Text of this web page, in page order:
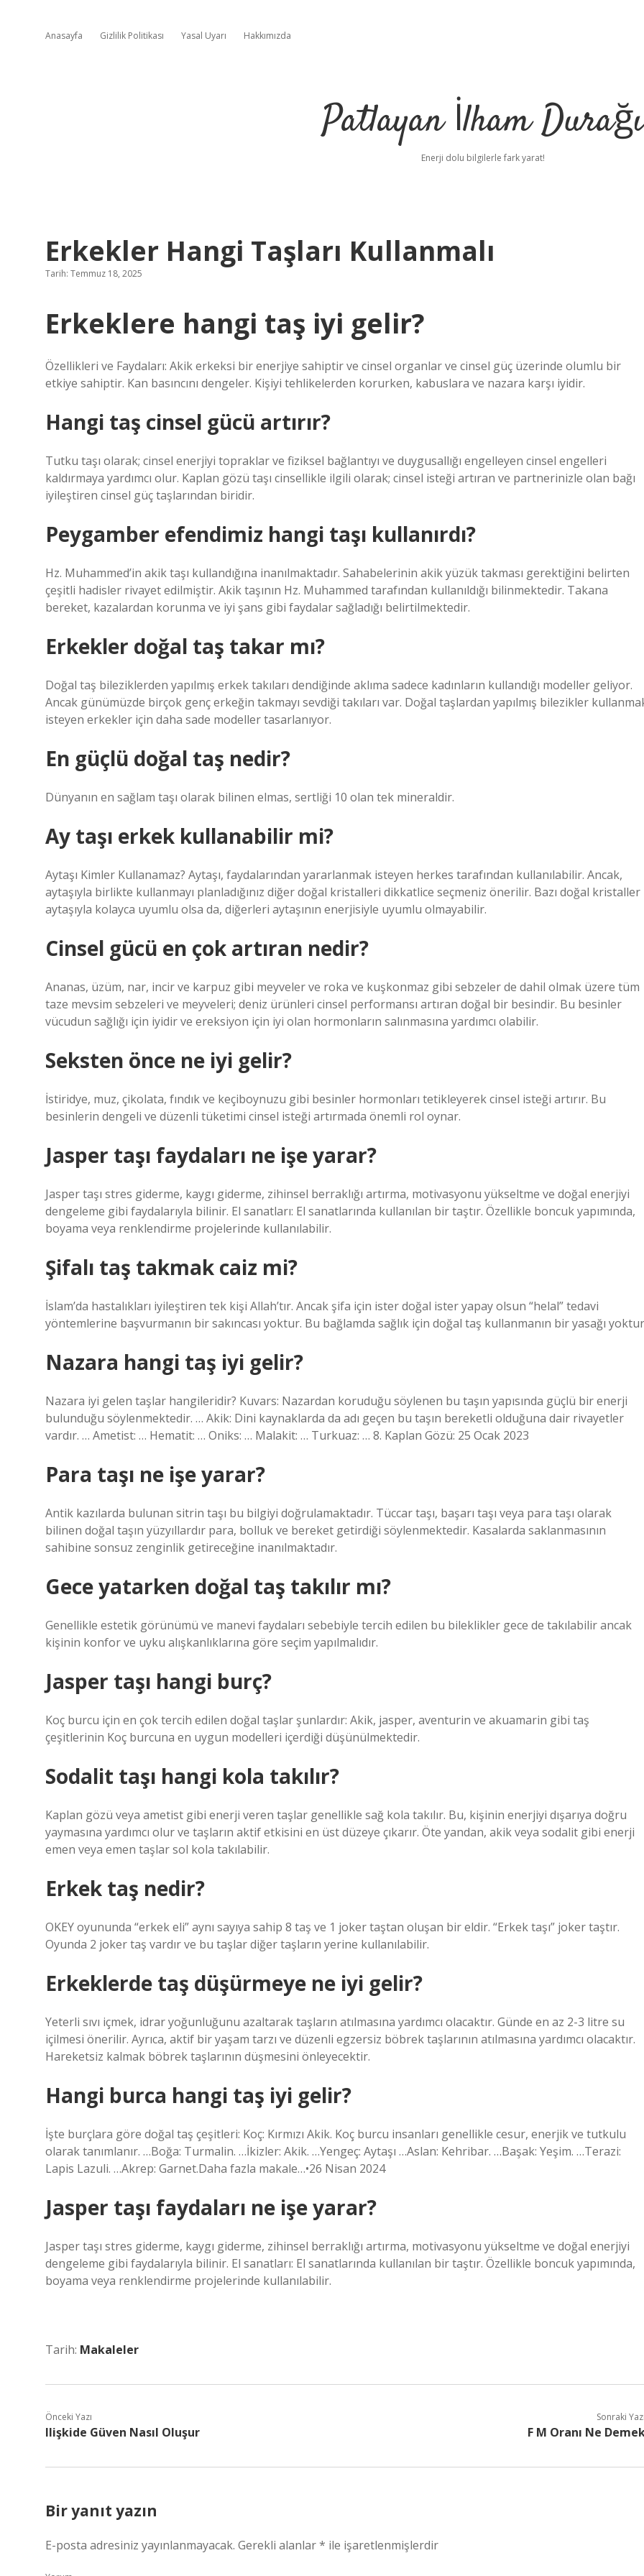
Anasayfa Gizlilik Politikası Yasal Uyarı Hakkımızda
Patlayan İlham Durağı
Enerji dolu bilgilerle fark yarat!
Erkekler Hangi Taşları Kullanmalı
Tarih: Temmuz 18, 2025
Erkeklere hangi taş iyi gelir?
Özellikleri ve Faydaları: Akik erkeksi bir enerjiye sahiptir ve cinsel organlar ve cinsel güç üzerinde olumlu bir
etkiye sahiptir. Kan basıncını dengeler. Kişiyi tehlikelerden korurken, kabuslara ve nazara karşı iyidir.
Hangi taş cinsel gücü artırır?
Tutku taşı olarak; cinsel enerjiyi topraklar ve fiziksel bağlantıyı ve duygusallığı engelleyen cinsel engelleri
kaldırmaya yardımcı olur. Kaplan gözü taşı cinsellikle ilgili olarak; cinsel isteği artıran ve partnerinizle olan bağı
iyileştiren cinsel güç taşlarından biridir.
Peygamber efendimiz hangi taşı kullanırdı?
Hz. Muhammed’in akik taşı kullandığına inanılmaktadır. Sahabelerinin akik yüzük takması gerektiğini belirten
çeşitli hadisler rivayet edilmiştir. Akik taşının Hz. Muhammed tarafından kullanıldığı bilinmektedir. Takana
bereket, kazalardan korunma ve iyi şans gibi faydalar sağladığı belirtilmektedir.
Erkekler doğal taş takar mı?
Doğal taş bileziklerden yapılmış erkek takıları dendiğinde aklıma sadece kadınların kullandığı modeller geliyor.
Ancak günümüzde birçok genç erkeğin takmayı sevdiği takıları var. Doğal taşlardan yapılmış bilezikler
isteyen erkekler için daha sade modeller tasarlanıyor.
En güçlü doğal taş nedir?
Dünyanın en sağlam taşı olarak bilinen elmas, sertliği 10 olan tek mineraldir.
Ay taşı erkek kullanabilir mi?
Aytaşı Kimler Kullanamaz? Aytaşı, faydalarından yararlanmak isteyen herkes tarafından kullanılabilir. Ancak,
aytaşıyla birlikte kullanmayı planladığınız diğer doğal kristalleri dikkatlice seçmeniz önerilir. Bazı doğal kristaller
aytaşıyla kolayca uyumlu olsa da, diğerleri aytaşının enerjisiyle uyumlu olmayabilir.
Cinsel gücü en çok artıran nedir?
Ananas, üzüm, nar, incir ve karpuz gibi meyveler ve roka ve kuşkonmaz gibi sebzeler de dahil olmak üzere tüm
taze mevsim sebzeleri ve meyveleri; deniz ürünleri cinsel performansı artıran doğal bir besindir. Bu besinler
vücudun sağlığı için iyidir ve ereksiyon için iyi olan hormonların salınmasına yardımcı olabilir.
Seksten önce ne iyi gelir?
İstiridye, muz, çikolata, fındık ve keçiboynuzu gibi besinler hormonları tetikleyerek cinsel isteği artırır. Bu
besinlerin dengeli ve düzenli tüketimi cinsel isteği artırmada önemli rol oynar.
Jasper taşı faydaları ne işe yarar?
Jasper taşı stres giderme, kaygı giderme, zihinsel berraklığı artırma, motivasyonu yükseltme ve doğal enerjiyi
dengeleme gibi faydalarıyla bilinir. El sanatları: El sanatlarında kullanılan bir taştır. Özellikle boncuk yapımında,
boyama veya renklendirme projelerinde kullanılabilir.
Şifalı taş takmak caiz mi?
İslam’da hastalıkları iyileştiren tek kişi Allah’tır. Ancak şifa için ister doğal ister yapay olsun “helal” tedavi
yöntemlerine başvurmanın bir sakıncası yoktur. Bu bağlamda sağlık için doğal taş kullanmanın bir yasağı
Nazara hangi taş iyi gelir?
Nazara iyi gelen taşlar hangileridir? Kuvars: Nazardan koruduğu söylenen bu taşın yapısında güçlü bir enerji
bulunduğu söylenmektedir. … Akik: Dini kaynaklarda da adı geçen bu taşın bereketli olduğuna dair rivayetler
vardır. … Ametist: … Hematit: … Oniks: … Malakit: … Turkuaz: … 8. Kaplan Gözü: 25 Ocak 2023
Para taşı ne işe yarar?
Antik kazılarda bulunan sitrin taşı bu bilgiyi doğrulamaktadır. Tüccar taşı, başarı taşı veya para taşı olarak
bilinen doğal taşın yüzyıllardır para, bolluk ve bereket getirdiği söylenmektedir. Kasalarda saklanmasının
sahibine sonsuz zenginlik getireceğine inanılmaktadır.
Gece yatarken doğal taş takılır mı?
Genellikle estetik görünümü ve manevi faydaları sebebiyle tercih edilen bu bileklikler gece de takılabilir ancak
kişinin konfor ve uyku alışkanlıklarına göre seçim yapılmalıdır.
Jasper taşı hangi burç?
Koç burcu için en çok tercih edilen doğal taşlar şunlardır: Akik, jasper, aventurin ve akuamarin gibi taş
çeşitlerinin Koç burcuna en uygun modelleri içerdiği düşünülmektedir.
Sodalit taşı hangi kola takılır?
Kaplan gözü veya ametist gibi enerji veren taşlar genellikle sağ kola takılır. Bu, kişinin enerjiyi dışarıya doğru
yaymasına yardımcı olur ve taşların aktif etkisini en üst düzeye çıkarır. Öte yandan, akik veya sodalit gibi enerji
emen veya emen taşlar sol kola takılabilir.
Erkek taş nedir?
OKEY oyununda “erkek eli” aynı sayıya sahip 8 taş ve 1 joker taştan oluşan bir eldir. “Erkek taşı” joker taştır.
Oyunda 2 joker taş vardır ve bu taşlar diğer taşların yerine kullanılabilir.
Erkeklerde taş düşürmeye ne iyi gelir?
Yeterli sıvı içmek, idrar yoğunluğunu azaltarak taşların atılmasına yardımcı olacaktır. Günde en az 2-3 litre su
içilmesi önerilir. Ayrıca, aktif bir yaşam tarzı ve düzenli egzersiz böbrek taşlarının atılmasına yardımcı olacaktır.
Hareketsiz kalmak böbrek taşlarının düşmesini önleyecektir.
Hangi burca hangi taş iyi gelir?
İşte burçlara göre doğal taş çeşitleri: Koç: Kırmızı Akik. Koç burcu insanları genellikle cesur, enerjik ve tutkulu
olarak tanımlanır. …Boğa: Turmalin. …İkizler: Akik. …Yengeç: Aytaşı …Aslan: Kehribar. …Başak: Yeşim. …Terazi:
Lapis Lazuli. …Akrep: Garnet.Daha fazla makale…•26 Nisan 2024
Jasper taşı faydaları ne işe yarar?
Jasper taşı stres giderme, kaygı giderme, zihinsel berraklığı artırma, motivasyonu yükseltme ve doğal enerjiyi
dengeleme gibi faydalarıyla bilinir. El sanatları: El sanatlarında kullanılan bir taştır. Özellikle boncuk yapımında,
boyama veya renklendirme projelerinde kullanılabilir.
Tarih: Makaleler
Önceki Yazı
Ilişkide Güven Nasıl Oluşur
Sonraki
F M Oranı Ne
Bir yanıt yazın
E-posta adresiniz yayınlanmayacak. Gerekli alanlar* ile işaretlenmişlerdir